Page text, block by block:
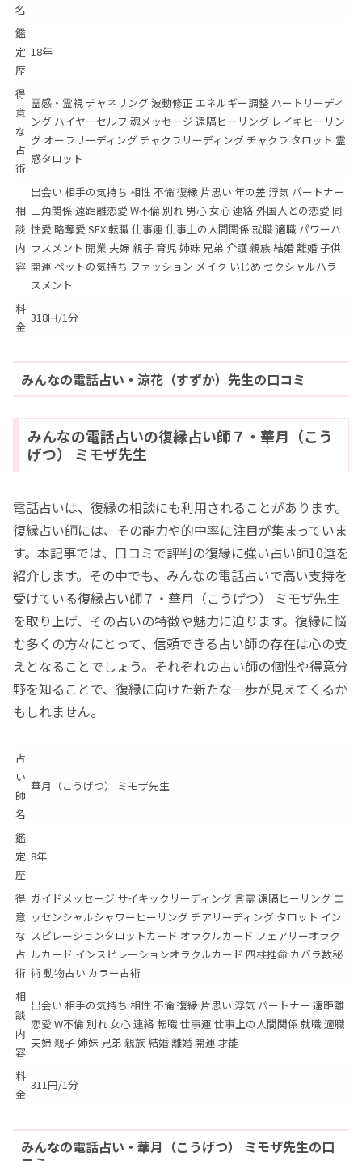
名
鑑
定
歴
18年
得
意
な
占
術
霊感・霊視 チャネリング 波動修正 エネルギー調整 ハートリーディ
ング ハイヤーセルフ 魂メッセージ 遠隔ヒーリング レイキヒーリン
グ オーラリーディング チャクラリーディング チャクラ タロット 霊
感タロット
相
談
内
容
出会い 相手の気持ち 相性 不倫 復縁 片思い 年の差 浮気 パートナー
三角関係 遠距離恋愛 W不倫 別れ 男心 女心 連絡 外国人との恋愛 同
性愛 略奪愛 SEX 転職 仕事運 仕事上の人間関係 就職 適職 パワーハ
ラスメント 開業 夫婦 親子 育児 姉妹 兄弟 介護 親族 結婚 離婚 子供
開運 ペットの気持ち ファッション メイク いじめ セクシャルハラ
スメント
料
金
318円/1分
みんなの電話占い・涼花（すずか）先生の口コミ
みんなの電話占いの復縁占い師７・華月（こう
げつ） ミモザ先生
電話占いは、復縁の相談にも利用されることがあります。
復縁占い師には、その能力や的中率に注目が集まっていま
す。本記事では、口コミで評判の復縁に強い占い師10選を
紹介します。その中でも、みんなの電話占いで高い支持を
受けている復縁占い師７・華月（こうげつ） ミモザ先生
を取り上げ、その占いの特徴や魅力に迫ります。復縁に悩
む多くの方々にとって、信頼できる占い師の存在は心の支
えとなることでしょう。それぞれの占い師の個性や得意分
野を知ることで、復縁に向けた新たな一歩が見えてくるか
もしれません。
占
い
師
名
華月（こうげつ） ミモザ先生
鑑
定
歴
8年
得
意
な
占
術
ガイドメッセージ サイキックリーディング 言霊 遠隔ヒーリング エ
ッセンシャルシャワーヒーリング チアリーディング タロット イン
スピレーションタロットカード オラクルカード フェアリーオラク
ルカード インスピレーションオラクルカード 四柱推命 カバラ数秘
術 動物占い カラー占術
相
談
内
容
出会い 相手の気持ち 相性 不倫 復縁 片思い 浮気 パートナー 遠距離
恋愛 W不倫 別れ 女心 連絡 転職 仕事運 仕事上の人間関係 就職 適職
夫婦 親子 姉妹 兄弟 親族 結婚 離婚 開運 才能
料
金
311円/1分
みんなの電話占い・華月（こうげつ） ミモザ先生の口